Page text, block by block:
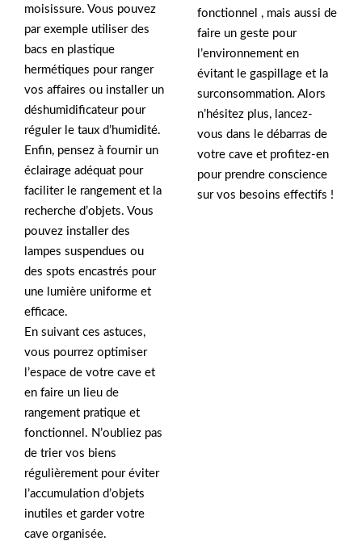
moisissure. Vous pouvez
par exemple utiliser des
bacs en plastique
hermétiques pour ranger
vos affaires ou installer un
déshumidificateur pour
réguler le taux d’humidité.
Enfin, pensez à fournir un
éclairage adéquat pour
faciliter le rangement et la
recherche d’objets. Vous
pouvez installer des
lampes suspendues ou
des spots encastrés pour
une lumière uniforme et
efficace.
En suivant ces astuces,
vous pourrez optimiser
l’espace de votre cave et
en faire un lieu de
rangement pratique et
fonctionnel. N’oubliez pas
de trier vos biens
régulièrement pour éviter
l’accumulation d’objets
inutiles et garder votre
cave organisée.
fonctionnel , mais aussi de
faire un geste pour
l’environnement en
évitant le gaspillage et la
surconsommation. Alors
n’hésitez plus, lancez-
vous dans le débarras de
votre cave et profitez-en
pour prendre conscience
sur vos besoins effectifs !